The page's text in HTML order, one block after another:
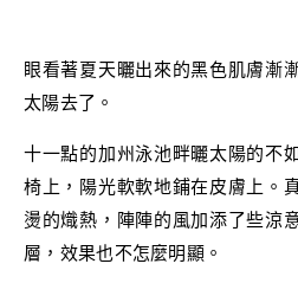
眼看著夏天曬出來的黑色肌膚漸
太陽去了。
十一點的加州泳池畔曬太陽的不
椅上，陽光軟軟地鋪在皮膚上。
燙的熾熱，陣陣的風加添了些涼
層，效果也不怎麼明顯。